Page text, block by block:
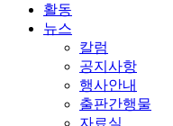
활동
뉴스
칼럼
공지사항
행사안내
출판간행물
자료실